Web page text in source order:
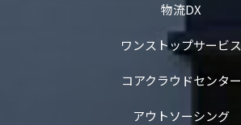
物流DX
ワンストップサービス
コアクラウドセンター
アウトソーシング